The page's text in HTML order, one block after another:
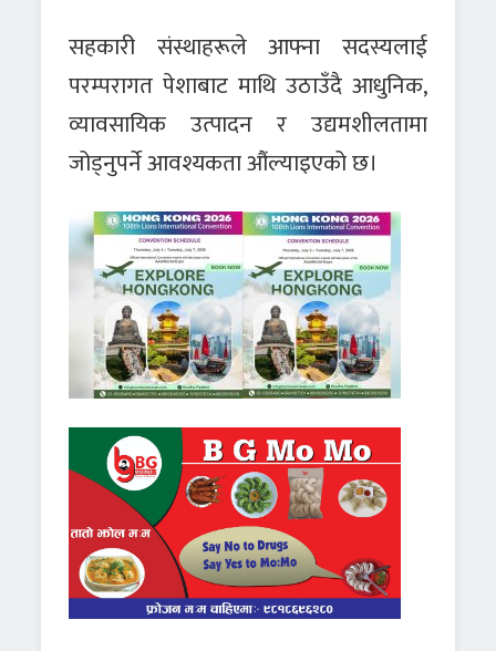
सहकारी संस्थाहरूले आफ्ना सदस्यलाई
परम्परागत पेशाबाट माथि उठाउँदै आधुनिक,
व्यावसायिक उत्पादन र उद्यमशीलतामा
जोड्नुपर्ने आवश्यकता औंल्याइएको छ।